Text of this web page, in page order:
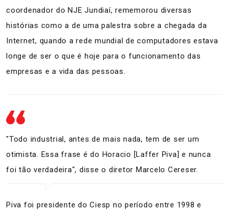
coordenador do NJE Jundiaí, rememorou diversas
histórias como a de uma palestra sobre a chegada da
Internet, quando a rede mundial de computadores estava
longe de ser o que é hoje para o funcionamento das
empresas e a vida das pessoas.
"Todo industrial, antes de mais nada, tem de ser um
otimista. Essa frase é do Horacio [Laffer Piva] e nunca
foi tão verdadeira", disse o diretor Marcelo Cereser.
Piva foi presidente do Ciesp no período entre 1998 e